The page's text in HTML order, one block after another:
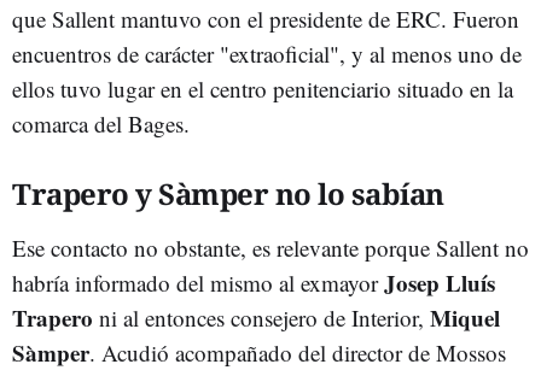
que Sallent mantuvo con el presidente de ERC. Fueron
encuentros de carácter "extraoficial", y al menos uno de
ellos tuvo lugar en el centro penitenciario situado en la
comarca del Bages.
Trapero y Sàmper no lo sabían
Ese contacto no obstante, es relevante porque Sallent no
habría informado del mismo al exmayorJosep Lluís
Trapero ni al entonces consejero de Interior, Miquel
Sàmper. Acudió acompañado del director de Mossos